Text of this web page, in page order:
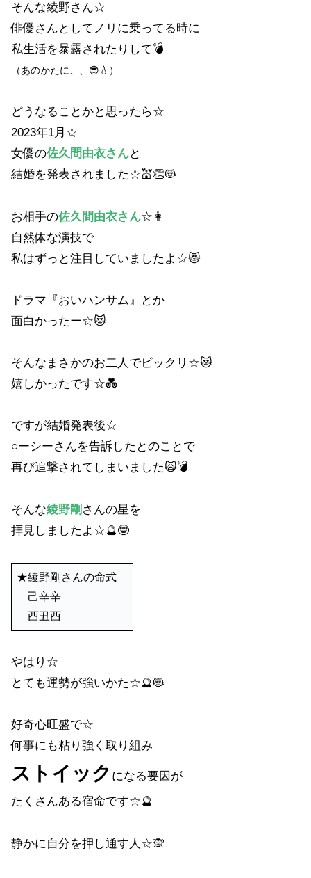
そんな綾野さん☆
俳優さんとしてノリに乗ってる時に
私生活を暴露されたりして💣
（あのかたに、、😎💧）
どうなることかと思ったら☆
2023年1月☆
女優の佐久間由衣さんと
結婚を発表されました☆💒👏😻
お相手の佐久間由衣さん☆👩
自然体な演技で
私はずっと注目していましたよ☆😻
ドラマ『おいハンサム』とか
面白かったー☆😻
そんなまさかのお二人でビックリ☆😻
嬉しかったです☆💑
ですが結婚発表後☆
○ーシーさんを告訴したとのことで
再び追撃されてしまいました🙀💣
そんな綾野剛 さんの星を
拝見しましたよ☆🔮🤓
★綾野剛さんの命式
己辛辛
酉丑酉
やはり☆
とても運勢が強いかた☆🔮😻
好奇心旺盛で☆
何事にも粘り強く取り組み
ストイック になる要因が
たくさんある宿命です☆🔮
静かに自分を押し通す人☆🙊